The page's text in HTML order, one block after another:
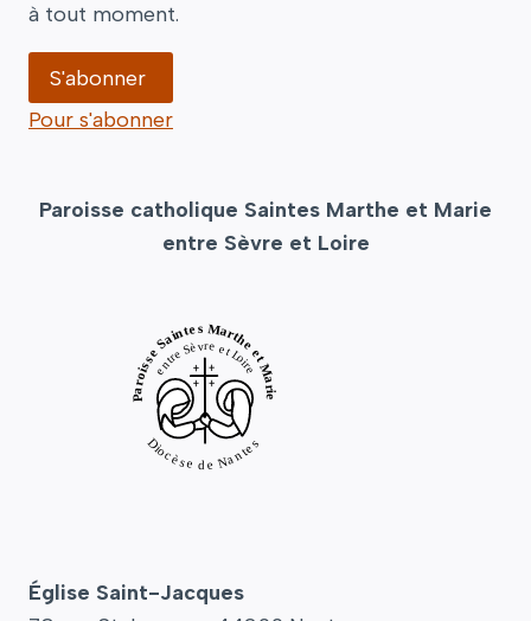
à tout moment.
Pour s'abonner
Paroisse catholique Saintes Marthe et Marie
entre Sèvre et Loire
Église Saint-Jacques